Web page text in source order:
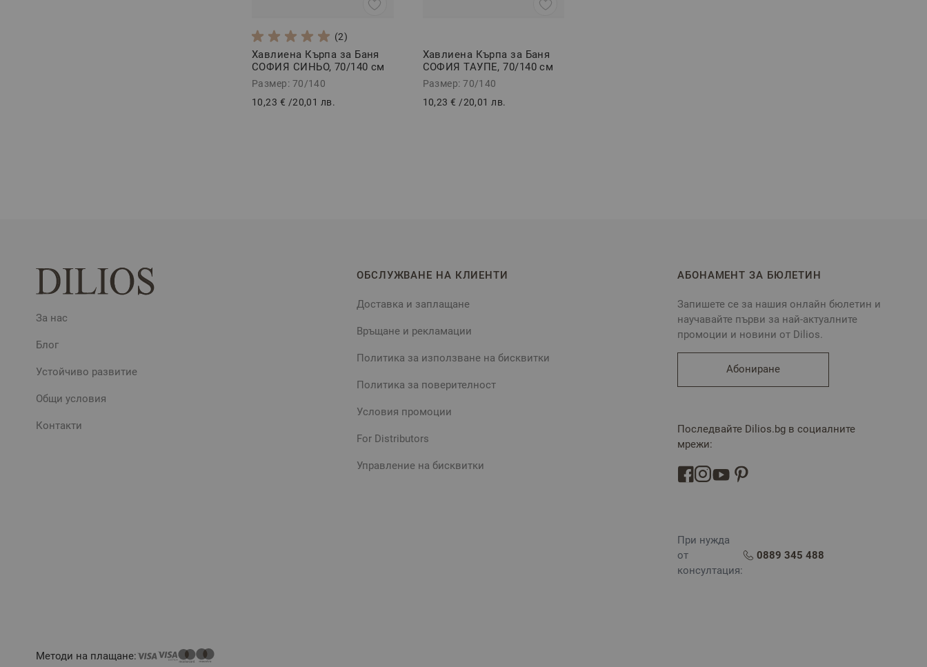
(2)
Хавлиена Кърпа за Баня
СОФИЯ СИНЬО, 70/140 см
Размер: 70/140
10,23 € /20,01 лв.
Хавлиена Кърпа за Баня
СОФИЯ ТАУПЕ, 70/140 см
Размер: 70/140
10,23 € /20,01 лв.
За нас
Блог
Устойчиво развитие
Общи условия
Контакти
ОБСЛУЖВАНЕ НА КЛИЕНТИ
Доставка и заплащане
Връщане и рекламации
Политика за използване на бисквитки
Политика за поверителност
Условия промоции
For Distributors
Управление на бисквитки
АБОНАМЕНТ ЗА БЮЛЕТИН
Запишете се за нашия онлайн бюлетин и
научавайте първи за най-актуалните
промоции и новини от Dilios.
Абониране
Последвайте Dilios.bg в социалните
мрежи:
При нужда
от
консултация:
0889 345 488
Методи на плащане: